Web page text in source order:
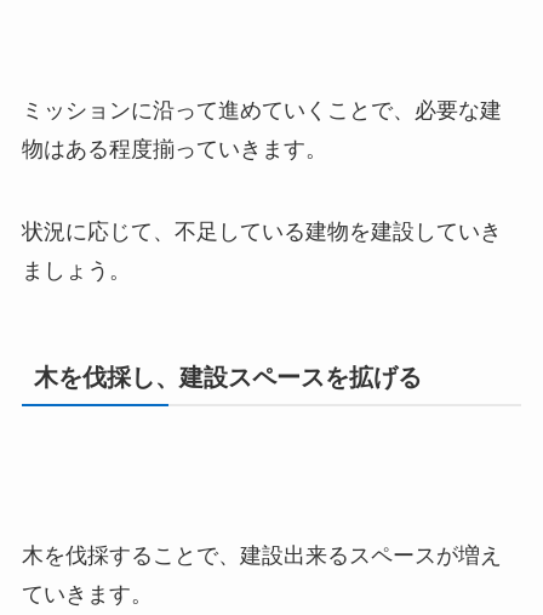
ミッションに沿って進めていくことで、必要な建
物はある程度揃っていきます。
状況に応じて、不足している建物を建設していき
ましょう。
木を伐採し、建設スペースを拡げる
木を伐採することで、建設出来るスペースが増え
ていきます。